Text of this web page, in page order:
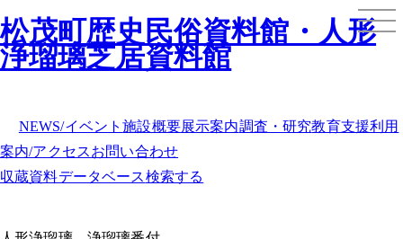
松茂町歴史民俗資料館・人形
浄瑠璃芝居資料館
NEWS/イベント施設概要展示案内調査・研究教育支援利用
案内/アクセスお問い合わせ
収蔵資料データベース検索する